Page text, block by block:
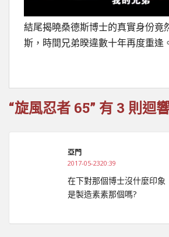
結尾揭曉桑德斯博士的真實身份竟
斯，時間兄弟暌違數十年再度重逢
“旋風忍者 65” 有 3 則迴
亞門
2017-05-2320:39
在下對那個博士沒什麼印象
是製造素素那個嗎?